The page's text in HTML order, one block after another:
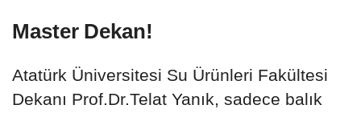
Master Dekan!
Atatürk Üniversitesi Su Ürünleri Fakültesi
Dekanı Prof.Dr.Telat Yanık, sadece balık